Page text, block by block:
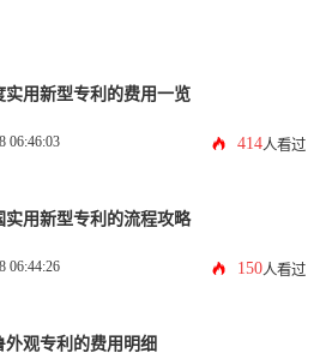
实用新型专利的费用一览
06:46:03 414人看过
实用新型专利的流程攻略
06:44:26 150人看过
外观专利的费用明细